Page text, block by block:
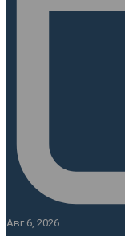
Авг 6, 2026